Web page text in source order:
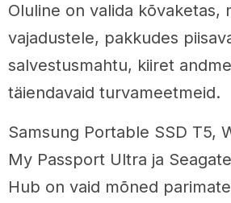
Oluline on valida kõvaketas,
vajadustele, pakkudes
salvestusmahtu, kiiret
täiendavaid turvameetmeid.
Samsung Portable SSD T5,
My Passport Ultra ja
Hub on vaid mõned